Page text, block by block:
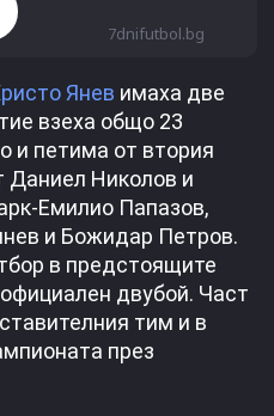
7dnifutbol.bg
Янев имаха две
взеха общо 23
и петима от втория
Николов и
Емилио Папазов,
и Божидар Петров.
в предстоящите
двубой. Част
тим и в
през